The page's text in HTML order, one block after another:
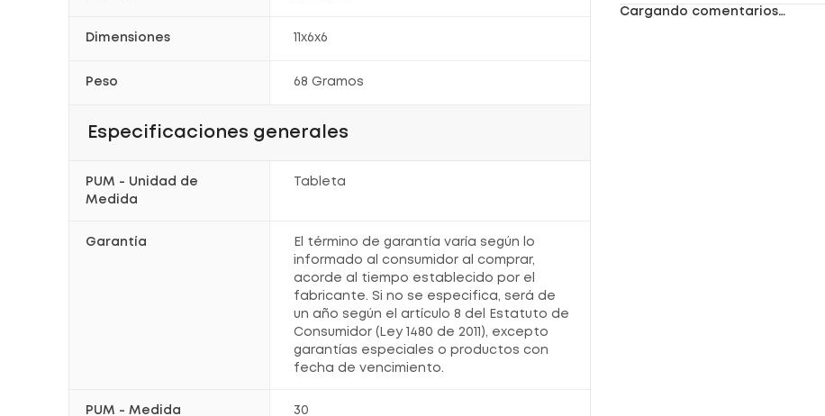
Dimensiones 11x6x6
Peso 68 Gramos
Especificaciones generales
PUM - Unidad de
Medida
Tableta
Garantía
El término de garantía varía según lo
informado al consumidor al comprar,
acorde al tiempo establecido por el
fabricante. Si no se especifica, será de
un año según el artículo 8 del Estatuto de
Consumidor (Ley 1480 de 2011), excepto
garantías especiales o productos con
fecha de vencimiento.
PUM - Medida 30
Cargando comentarios…